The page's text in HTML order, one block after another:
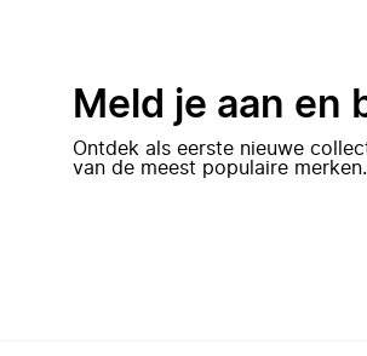
Meld je aan en
Ontdek als eerste nieuwe
van de meest populaire merken.